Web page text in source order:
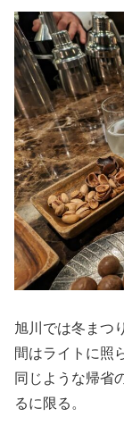
旭川では冬まつ
間はライトに照
同じような帰省
るに限る。